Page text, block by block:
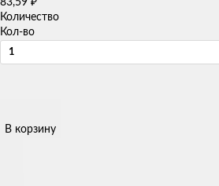
Количество
Кол-во
В корзину